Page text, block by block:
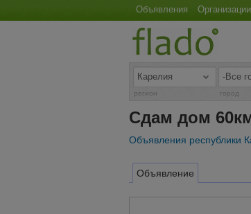
Объявления Организации
регион город
Сдам дом
Объявления республики
Объявление